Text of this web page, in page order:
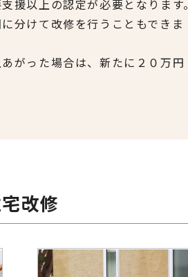
援以上の認定が必要となります。
分けて改修を行うこともできま
がった場合は、新たに２０万円
改修